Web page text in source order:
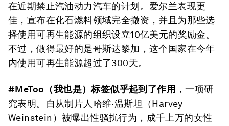
在近期禁止汽油动力汽车的计划。爱尔兰表现更
佳，宣布在化石燃料领域完全撤资，并且为那些选
择使用可再生能源的组织设立10亿美元的奖励金。
不过，做得最好的是哥斯达黎加，这个国家在今年
内使用可再生能源超过了300天。
#MeToo（我也是）标签似乎起到了作用 ，一项研
究表明。自从制片人哈维·温斯坦（Harvey
Weinstein）被曝出性骚扰行为，成千上万的女性